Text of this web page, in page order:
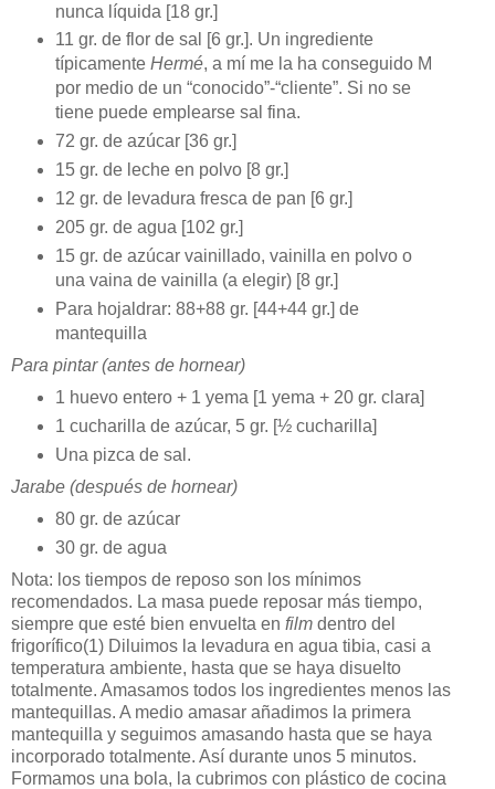
nunca líquida [18 gr.]
11 gr. de flor de sal [6 gr.]. Un ingrediente
típicamente Hermé, a mí me la ha conseguido M
por medio de un “conocido”-“cliente”. Si no se
tiene puede emplearse sal fina.
72 gr. de azúcar [36 gr.]
15 gr. de leche en polvo [8 gr.]
12 gr. de levadura fresca de pan [6 gr.]
205 gr. de agua [102 gr.]
15 gr. de azúcar vainillado, vainilla en polvo o
una vaina de vainilla (a elegir) [8 gr.]
Para hojaldrar: 88+88 gr. [44+44 gr.] de
mantequilla
Para pintar (antes de hornear)
1 huevo entero + 1 yema [1 yema + 20 gr. clara]
1 cucharilla de azúcar, 5 gr. [½ cucharilla]
Una pizca de sal.
Jarabe (después de hornear)
80 gr. de azúcar
30 gr. de agua
Nota: los tiempos de reposo son los mínimos
recomendados. La masa puede reposar más tiempo,
siempre que esté bien envuelta en film dentro del
frigorífico(1) Diluimos la levadura en agua tibia, casi a
temperatura ambiente, hasta que se haya disuelto
totalmente. Amasamos todos los ingredientes menos las
mantequillas. A medio amasar añadimos la primera
mantequilla y seguimos amasando hasta que se haya
incorporado totalmente. Así durante unos 5 minutos.
Formamos una bola, la cubrimos con plástico de cocina